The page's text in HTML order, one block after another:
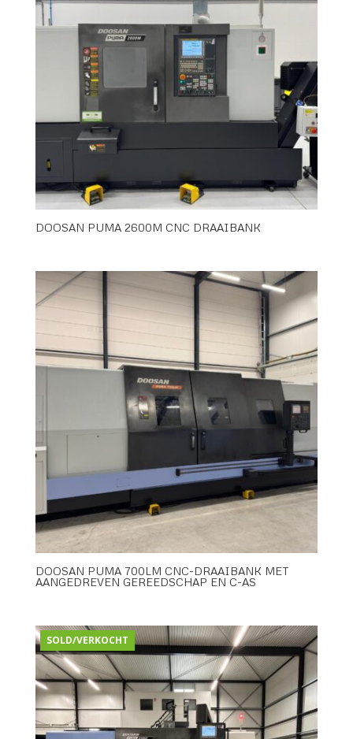
DOOSAN PUMA 2600M CNC DRAAIBANK
DOOSAN PUMA 700LM CNC-DRAAIBANK MET
AANGEDREVEN GEREEDSCHAP EN C-AS
SOLD/VERKOCHT